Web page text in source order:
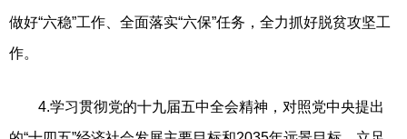
做好“六稳”工作、全面落实“六保”任务，全力抓好脱贫攻坚工
作。
4.学习贯彻党的十九届五中全会精神，对照党中央提出